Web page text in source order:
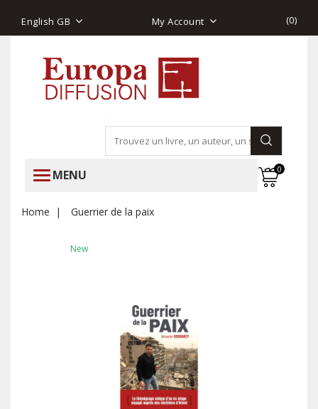
English GB My Account (0)
MENU 0
Home Guerrier de la paix
New